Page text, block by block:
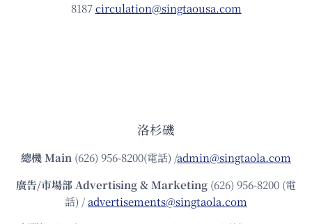
8187circulation@singtaousa.com
洛杉磯
總機Main (626) 956-8200(電話) /admin@singtaola.com
廣告/市場部Advertising & Marketing (626) 956-8200 (電
話) /advertisements@singtaola.com